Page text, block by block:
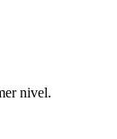
nivel.